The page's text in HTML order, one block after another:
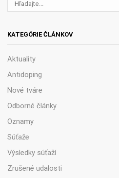
KATEGÓRIE ČLÁNKOV
Aktuality
Antidoping
Nové tváre
Odborné články
Oznamy
Súťaže
Výsledky súťaží
Zrušené udalosti